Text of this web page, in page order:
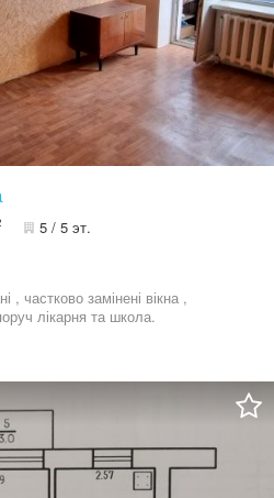
5 / 5 эт.
, частково замінені вікна ,
лікарня та школа.